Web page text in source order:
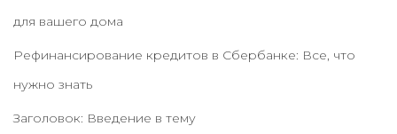
для вашего дома
Рефинансирование кредитов в Сбербанке: Все, что
нужно знать
Заголовок: Введение в тему